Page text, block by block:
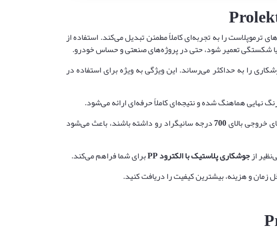
ترموپلاست را به تجربه‌ای کاملاً مطمئن تبدیل می‌کند. استفاده از
شکستگی تعمیر شود، حتی در پروژه‌های صنعتی و حساس خودرو.
را به حداکثر می‌رساند. این ویژگی به ویژه برای استفاده در
خروجی بالای700درجه سانیگراد رو داشته باشند، باعث می‌شود
جوشکاری پلاستیک با الکترود
برای شما فراهم می‌کند.
زمان و هزینه، بیشترین کیفیت را دریافت کنید.